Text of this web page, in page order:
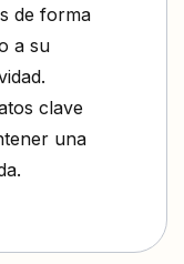
de forma
a su
clave
una